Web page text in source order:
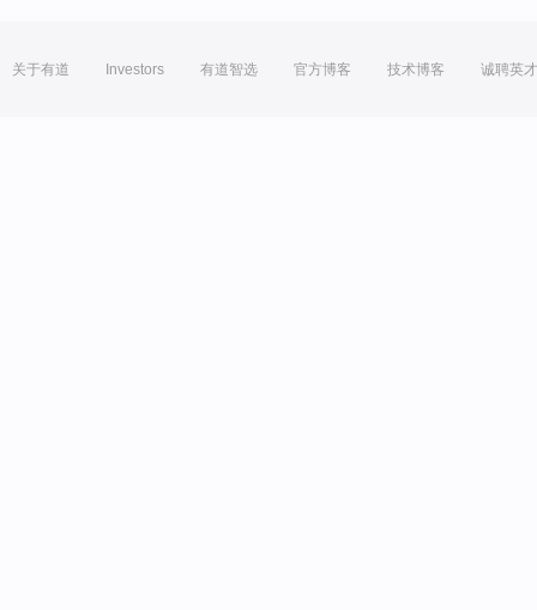
关于有道 Investors 有道智选 官方博客 技术博客 诚聘英才